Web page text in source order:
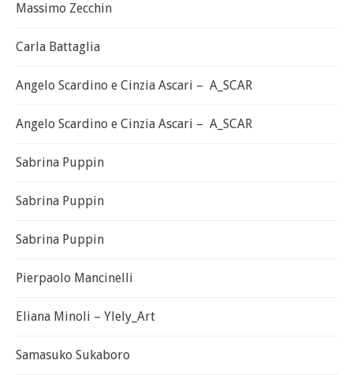
Massimo Zecchin
Carla Battaglia
Angelo Scardino e Cinzia Ascari – A_SCAR
Angelo Scardino e Cinzia Ascari – A_SCAR
Sabrina Puppin
Sabrina Puppin
Sabrina Puppin
Pierpaolo Mancinelli
Eliana Minoli – Ylely_Art
Samasuko Sukaboro